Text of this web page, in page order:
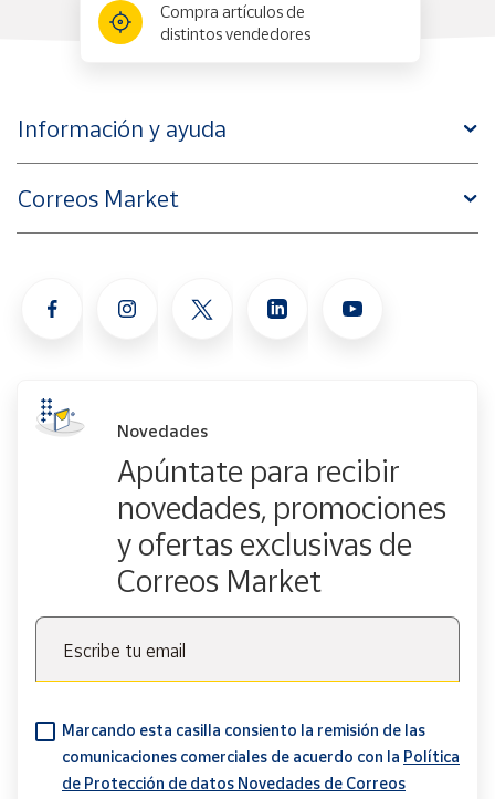
Compra artículos de
distintos vendedores
Información y ayuda
Correos Market
Novedades
Apúntate para recibir
novedades, promociones
y ofertas exclusivas de
Correos Market
Escribe tu email
Marcando esta casilla consiento la remisión de las
comunicaciones comerciales de acuerdo con la Política
de Protección de datos Novedades de Correos